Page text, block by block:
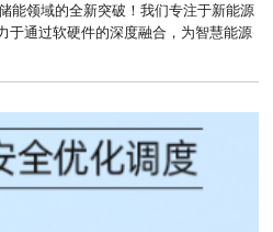
能领域的全新突破！我们专注于新能源
于通过软硬件的深度融合，为智慧能源
服务。今天，我们将向大家展示我们